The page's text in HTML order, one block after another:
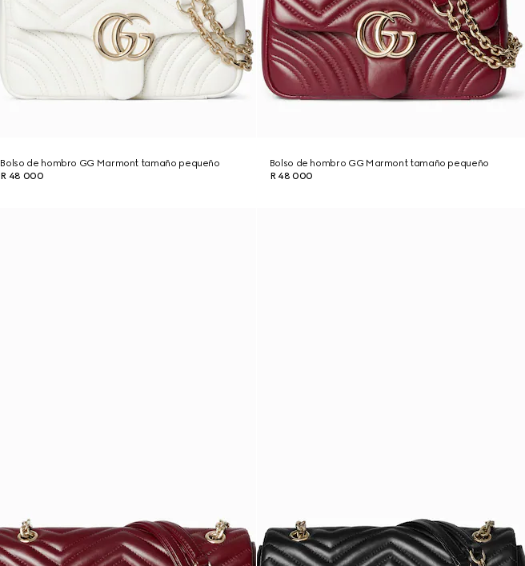
Bolso de hombro GG Marmont tamaño pequeño
R 48 000
Bolso de hombro GG Marmont tamaño pequeño
R 48 000